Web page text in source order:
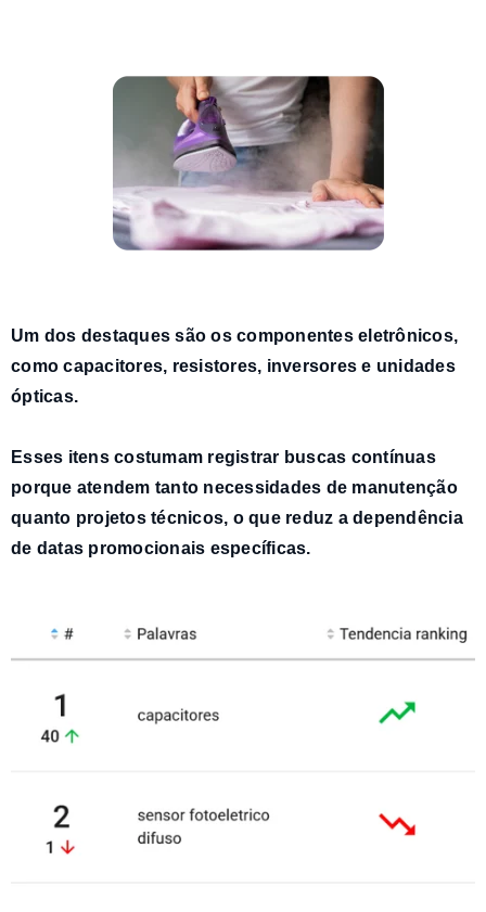
Um dos destaques são os componentes eletrônicos,
comocapacitores, resistores, inversorese unidades
ópticas.
Esses itens costumam registrar buscas contínuas
porque atendem tanto necessidades de manutenção
quanto projetos técnicos, o que reduz a dependência
de datas promocionais específicas.